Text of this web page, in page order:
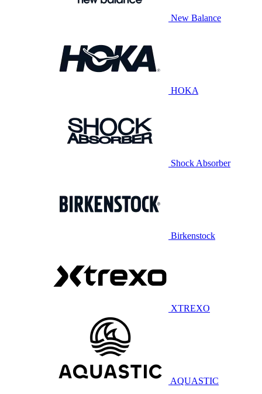
New Balance
HOKA
Shock Absorber
Birkenstock
XTREXO
AQUASTIC